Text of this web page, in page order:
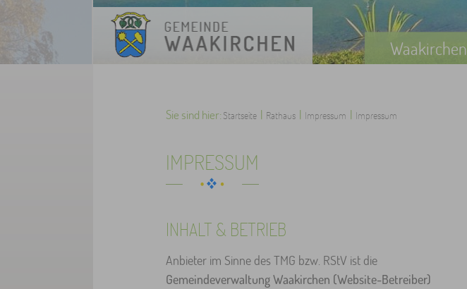
Waakirchen
Sie sind hier: Startseite | Rathaus | Impressum | Impressum
IMPRESSUM
INHALT & BETRIEB
Anbieter im Sinne des TMG bzw. RStV ist die
Gemeindeverwaltung Waakirchen (Website-Betreiber)